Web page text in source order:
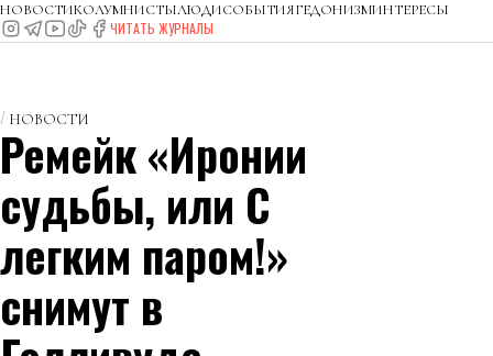
НОВОСТИКОЛУМНИСТЫЛЮДИСОБЫТИЯГЕДОНИЗМИНТЕРЕСЫ
ЧИТАТЬ ЖУРНАЛЫ
НОВОСТИ
Ремейк «Иронии
судьбы, или С
легким паром!»
снимут в